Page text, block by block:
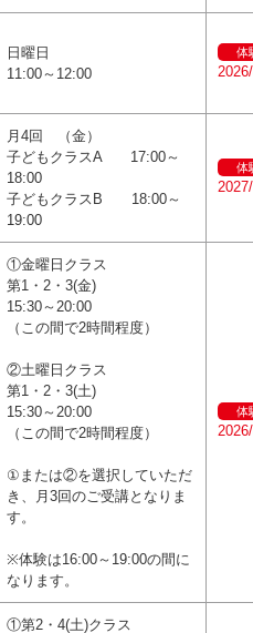
日曜日
11:00～12:00
体
月4回 （金）
子どもクラスA 17:00～
18:00
子どもクラスB 18:00～
19:00
体
①金曜日クラス
第1・2・3(金)
15:30～20:00
（この間で2時間程度）
②土曜日クラス
第1・2・3(土)
15:30～20:00
（この間で2時間程度）
①または②を選択していただ
き、月3回のご受講となりま
す。
※体験は16:00～19:00の間に
なります。
体
①第2・4(土)クラス